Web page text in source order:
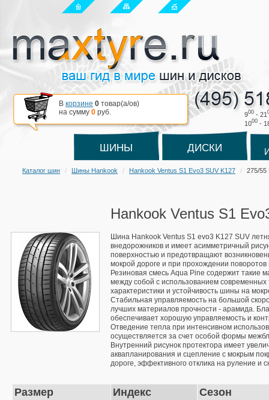
900 - 21
1000 -
В корзине 0 товар(a/ов)
на сумму 0 руб.
ШИНЫ ДИСКИ
Каталог шин Шины Hankook Hankook Ventus S1 Evo3 SUV K127 275/55
Hankook Ventus S1
Шина Hankook Ventus S1 evo3 K127 SUV
внедорожников и имеет асимметричный
поверхностью и предотвращают
мокрой дороге и при прохождении
Резиновая смесь Aqua Pine содержит такие
между собой с использованием современных
характеристики и устойчивость шины на
Стабильная управляемость на большой
лучших материалов прочности - арамида.
обеспечивает хорошую управляемость и
Отведение тепла при интенсивном
осуществляется за счет особой формы
Внутренний рисунок протектора имеет
аквапланирования и сцепление с мокрым
дороге, эффективного отклика на руление и
Размер Индекс Сезон